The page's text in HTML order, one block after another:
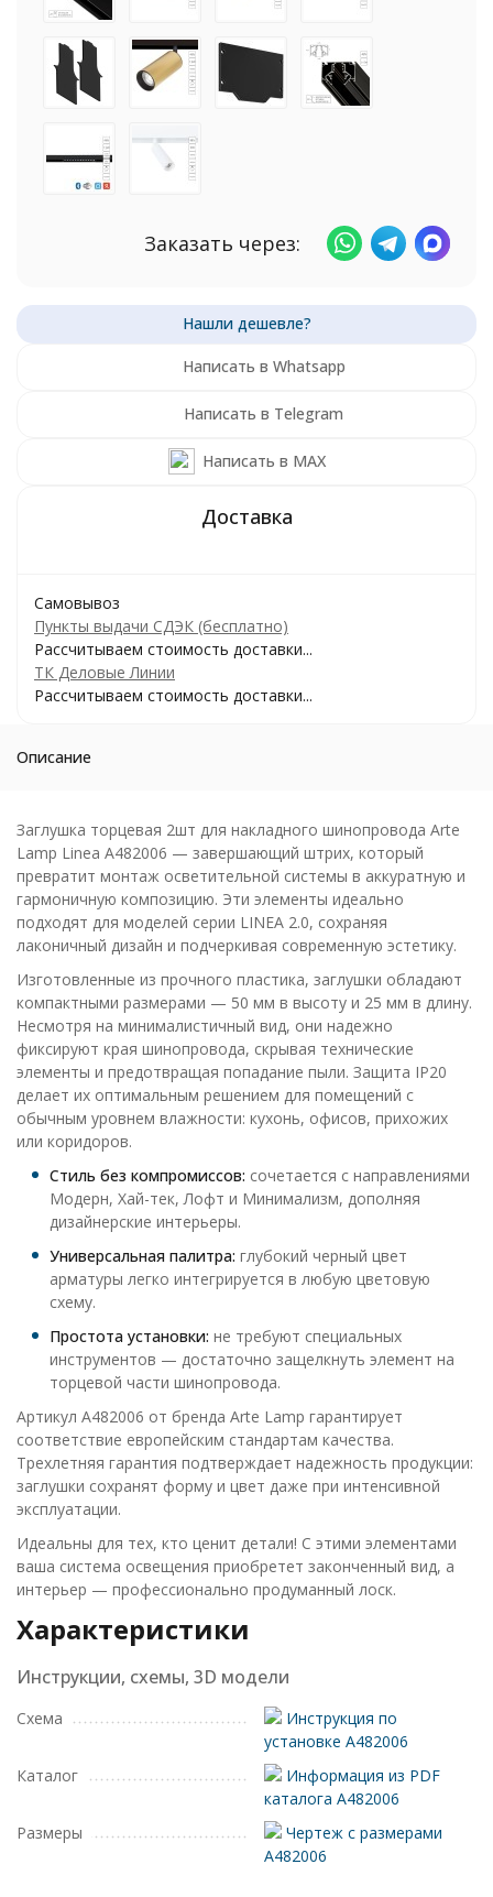
Заказать через:
Написать в Whatsapp
Написать в Telegram
Написать в MAX
Самовывоз
Пункты выдачи СДЭК (бесплатно)
Рассчитываем стоимость доставки...
ТК Деловые Линии
Рассчитываем стоимость доставки...
Описание
Заглушка торцевая 2шт для накладного шинопровода Arte
Lamp Linea A482006 — завершающий штрих, который
превратит монтаж осветительной системы в аккуратную и
гармоничную композицию. Эти элементы идеально
подходят для моделей серии LINEA 2.0, сохраняя
лаконичный дизайн и подчеркивая современную эстетику.
Изготовленные из прочного пластика, заглушки обладают
компактными размерами — 50 мм в высоту и 25 мм в длину.
Несмотря на минималистичный вид, они надежно
фиксируют края шинопровода, скрывая технические
элементы и предотвращая попадание пыли. Защита IP20
делает их оптимальным решением для помещений с
обычным уровнем влажности: кухонь, офисов, прихожих
или коридоров.
Стиль без компромиссов: сочетается с направлениями
Модерн, Хай-тек, Лофт и Минимализм, дополняя
дизайнерские интерьеры.
Универсальная палитра: глубокий черный цвет
арматуры легко интегрируется в любую цветовую
схему.
Простота установки: не требуют специальных
инструментов — достаточно защелкнуть элемент на
торцевой части шинопровода.
Артикул A482006 от бренда Arte Lamp гарантирует
соответствие европейским стандартам качества.
Трехлетняя гарантия подтверждает надежность продукции:
заглушки сохранят форму и цвет даже при интенсивной
эксплуатации.
Идеальны для тех, кто ценит детали! С этими элементами
ваша система освещения приобретет законченный вид, а
интерьер — профессионально продуманный лоск.
Характеристики
Инструкции, схемы, 3D модели
Схема
Инструкция по
установке A482006
Каталог
Информация из PDF
каталога A482006
Размеры
Чертеж с размерами
A482006